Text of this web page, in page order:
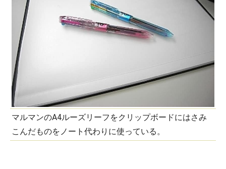
マルマンのA4ルーズリーフをクリップボードにはさみ
こんだものをノート代わりに使っている。